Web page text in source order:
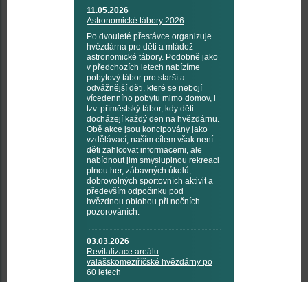
11.05.2026
Astronomické tábory 2026
Po dvouleté přestávce organizuje
hvězdárna pro děti a mládež
astronomické tábory. Podobně jako
v předchozích letech nabízíme
pobytový tábor pro starší a
odvážnější děti, které se nebojí
vícedenního pobytu mimo domov, i
tzv. příměstský tábor, kdy děti
docházejí každý den na hvězdárnu.
Obě akce jsou koncipovány jako
vzdělávací, naším cílem však není
děti zahlcovat informacemi, ale
nabídnout jim smysluplnou rekreaci
plnou her, zábavných úkolů,
dobrovolných sportovních aktivit a
především odpočinku pod
hvězdnou oblohou při nočních
pozorováních.
03.03.2026
Revitalizace areálu
valašskomeziříčské hvězdárny po
60 letech